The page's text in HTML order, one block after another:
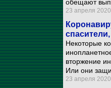
обещают
23 апреля 2020
Некоторые
вторжение
Или они
23 апреля 2020